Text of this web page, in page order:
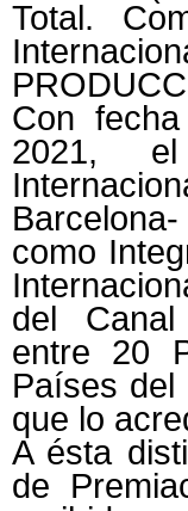
Total.
Con
2021,
como
del Canal
entre 20
Países del
que lo
A ésta
de